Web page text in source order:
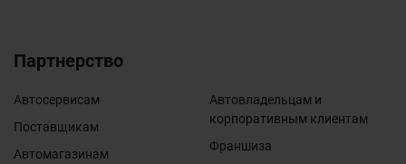
Партнерство
Автосервисам
Поставщикам
Автомагазинам
Автовладельцам и
корпоративным клиентам
Франшиза